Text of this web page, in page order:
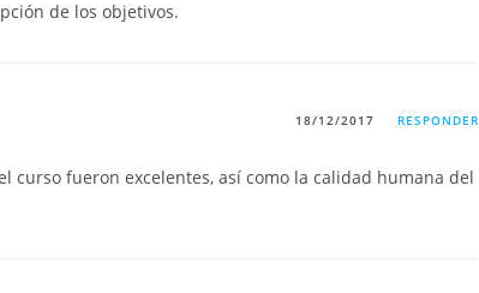
de los objetivos.
18/12/2017 RESPONDER
curso fueron excelentes, así como la calidad humana del